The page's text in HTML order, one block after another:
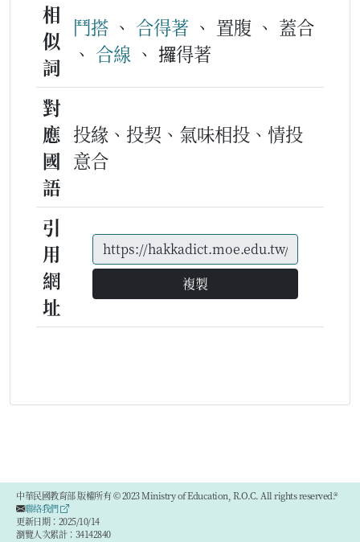
相
似
詞
鬥搭 、 合得著 、 置腹 、 蓋合
、 合線 、 攞得著
對
應
國
語
投緣、投契、氣味相投、情投
意合
引
用
網
址
複製
中華民國教育部 版權所有 © 2023 Ministry of Education, R.O.C. All rights reserved.®
聯絡我們
更新日期：2025/10/14
瀏覽人次累計：34142840